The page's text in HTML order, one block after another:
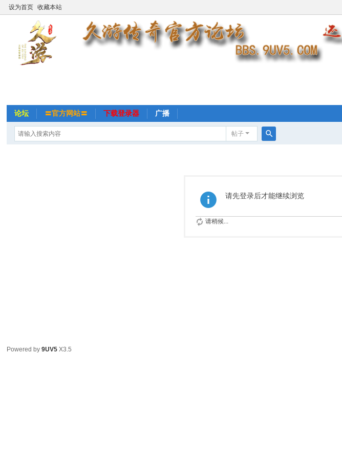
设为首页 收藏本站
论坛 〓官方网站〓 下载登录器 广播
帖子
请先登录后才能继续浏览
请稍候...
Powered by9UV5 X3.5